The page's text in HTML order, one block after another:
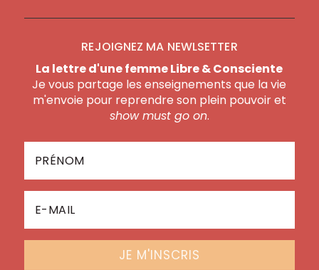
REJOIGNEZ MA NEWLSETTER
La lettre d'une femme Libre & Consciente
Je vous partage les enseignements que la vie
m'envoie pour reprendre son plein pouvoir et
show must go on.
JE M'INSCRIS